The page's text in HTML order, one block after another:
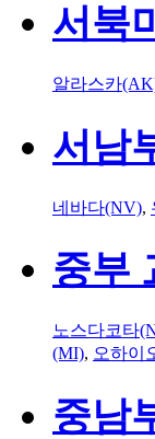
서북
알라스카
서남
네바다(NV),
중부
노스다코타
(MI), 오하이
중남